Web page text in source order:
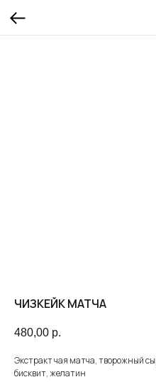
ЧИЗКЕЙК МАТЧА
480,00 р.
Экстракт чая матча, творожный
бисквит, желатин